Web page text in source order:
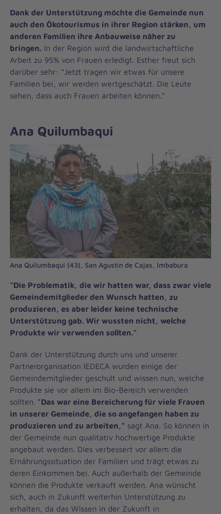
Dank der Unterstützung möchte die Gemeinde nun
auch den Ökotourismus in ihrer Region stärken, um
anderen Familien ihre Anbauweise näher zu
bringen. In der Region wird die landwirtschaftliche
Arbeit zu 95% von Frauen erledigt. Esther freut sich
darüber sehr: “Jetzt tragen wir etwas für unsere
Familien bei, wir werden wertgeschätzt. Die Leute
sehen, dass auch Frauen arbeiten können.”
Ana Quilumbaqui
Ana Quilumbaqui (43), San Agustín de Cajas, Imbabura
“Die Problematik, die wir hatten war, dass zwar viele
Gemeindemitglieder den Wunsch hatten, zu
produzieren, es aber leider keine technische
Unterstützung gab. Wir wussten nicht, welche
Produkte wir verwenden sollten.“
Dank der Unterstützung durch uns und unserer
Partnerorganisation IEDECA wurden einige der
Gemeindemitglieder geschult und wissen nun, welche
Produkte sie vor allem im Bio-Bereich verwenden
sollten. "Das war eine Bereicherung für viele Frauen
in unserer Gemeinde, die so angefangen haben zu
produzieren und zu arbeiten,” sagt Ana. So können in
der Gemeinde nun qualitativ hochwertige Produkte
angebaut werden. Dies verbessert vor allem die
Ernährungssituation der Familien und trägt etwas zu
deren Einkommen bei. Auch außerhalb der Gemeinde
können die Produkte verkauft werden. Ana wünscht
sich, auch in Zukunft weiterhin Unterstützung zu
erhalten, da das Wissen in der Zukunft in